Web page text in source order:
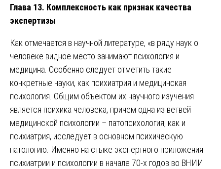
Глава 13. Комплексность как признак качества
экспертизы
Как отмечается в научной литературе, «в ряду наук о
человеке видное место занимают психология и
медицина. Особенно следует отметить такие
конкретные науки, как психиатрия и медицинская
психология. Общим объектом их научного изучения
является психика человека, причем одна из ветвей
медицинской психологии – патопсихология, как и
психиатрия, исследует в основном психическую
патологию. Именно на стыке экспертного приложения
психиатрии и психологии в начале 70-х годов во ВНИИ